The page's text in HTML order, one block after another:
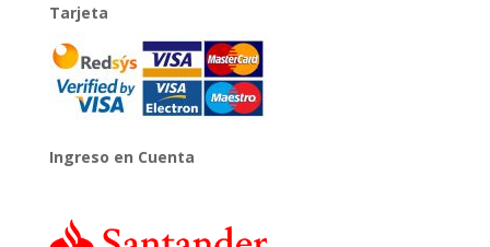
Tarjeta
Ingreso en Cuenta